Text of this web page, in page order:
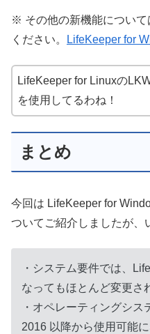
※ その他の新機能につい
ください。
LifeKeeper for
LifeKeeper for Linuxの
を使用してるわね！
まとめ
今回は LifeKeeper for
ついてご紹介しましたが、
・システム要件では、
なってもほとんど変更さ
・オペレーティングシ
2016 以降から使用可能に